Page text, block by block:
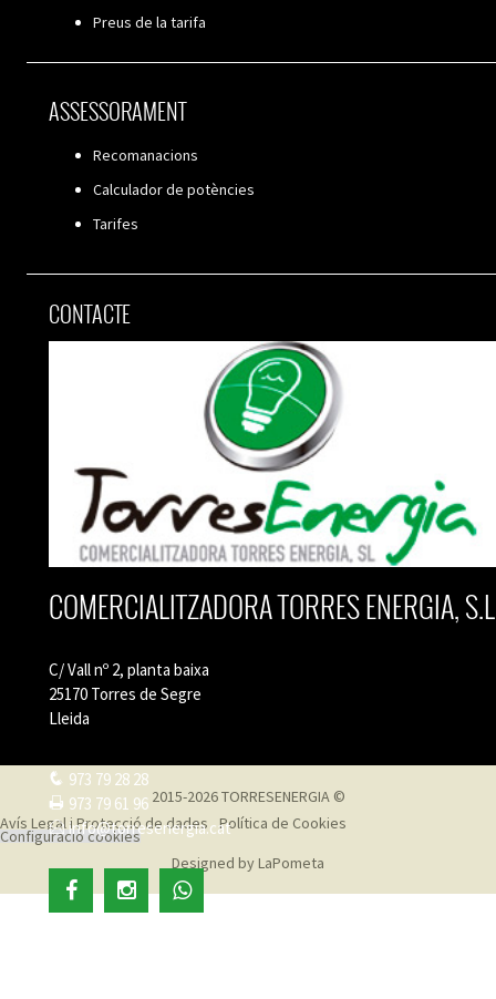
Preus de la tarifa
ASSESSORAMENT
Recomanacions
Calculador de potències
Tarifes
CONTACTE
COMERCIALITZADORA TORRES ENERGIA,
C/ Vall nº 2, planta baixa
25170 Torres de Segre
Lleida
973 79 28 28
973 79 61 96
info@torresenergia.cat
2015-2026 TORRESENERGIA ©
Avís Legal i Protecció de dades
Política de Cookies
Configuració cookies
Designed byLaPometa